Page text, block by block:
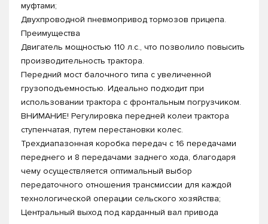
муфтами;
Двухпроводной пневмопривод тормозов прицепа.
Преимущества
Двигатель мощностью 110 л.с., что позволило повысить
производительность трактора.
Передний мост балочного типа с увеличенной
грузоподъемностью. Идеально подходит при
использовании трактора с фронтальным погрузчиком.
ВНИМАНИЕ! Регулировка передней колеи трактора
ступенчатая, путем перестановки колес.
Трехдиапазонная коробка передач с 16 передачами
переднего и 8 передачами заднего хода, благодаря
чему осуществляется оптимальный выбор
передаточного отношения трансмиссии для каждой
технологической операции сельского хозяйства;
Центральный выход под карданный вал привода